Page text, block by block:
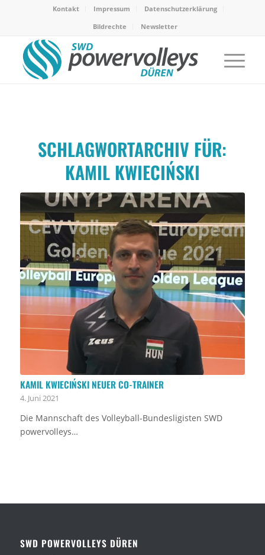
Kontakt Impressum
Datenschutzerklärung
Bildrechte
Newsletter
SCHLAGWORTARCHIV FÜR:
KAMIL KWIECIŃSKI
KAMIL KWIECIŃSKI NEUER CO-TRAINER
4. Juni 2021
Die Mannschaft des Volleyball-Bundesligisten SWD
powervolleys…
SWD POWERVOLLEYS DÜREN